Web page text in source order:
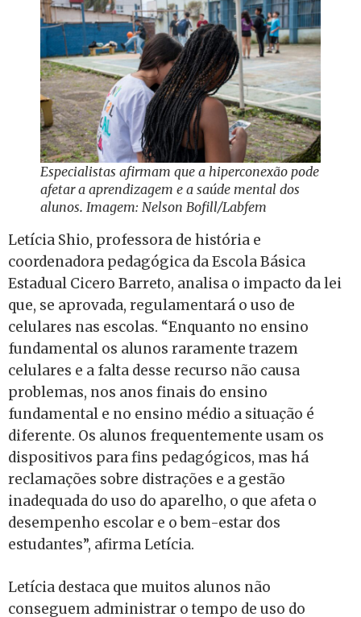
Especialistas afirmam que a hiperconexão pode
afetar a aprendizagem e a saúde mental dos
alunos. Imagem: Nelson Bofill/Labfem
Letícia Shio, professora de história e
coordenadora pedagógica da Escola Básica
Estadual Cicero Barreto, analisa o impacto da lei
que, se aprovada, regulamentará o uso de
celulares nas escolas. “Enquanto no ensino
fundamental os alunos raramente trazem
celulares e a falta desse recurso não causa
problemas, nos anos finais do ensino
fundamental e no ensino médio a situação é
diferente. Os alunos frequentemente usam os
dispositivos para fins pedagógicos, mas há
reclamações sobre distrações e a gestão
inadequada do uso do aparelho, o que afeta o
desempenho escolar e o bem-estar dos
estudantes”, afirma Letícia.
Letícia destaca que muitos alunos não
conseguem administrar o tempo de uso do